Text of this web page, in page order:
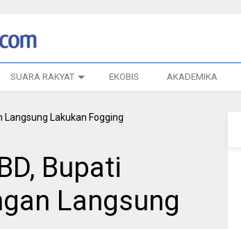
SUARA RAKYAT EKOBIS AKADEMIKA
Bupati
Langsung